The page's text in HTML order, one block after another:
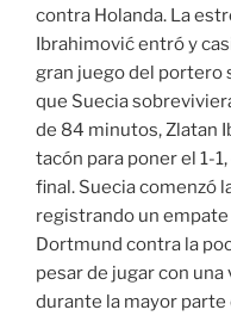
contra Holanda. La
Ibrahimović entró y
gran juego del portero
que Suecia
de 84 minutos, Zlatan
tacón para poner el 1-
final. Suecia comenzó
registrando un
Dortmund contra la
pesar de jugar con
durante la mayor parte